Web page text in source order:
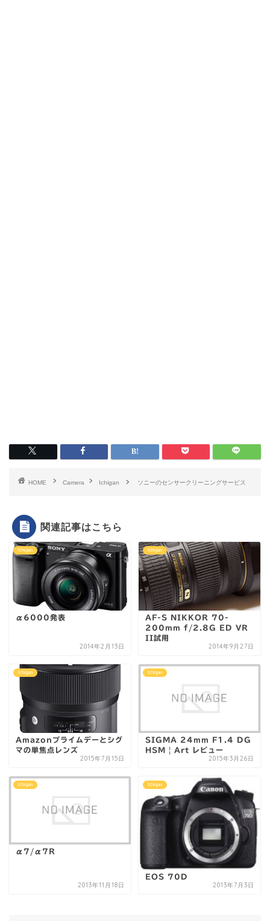
HOME Camera Ichigan ソニーのセンサークリーニングサービス
関連記事はこちら
Ichigan
α6000発表
2014年2月13日
Ichigan
AF-S NIKKOR 70-
200mm f/2.8G ED VR
II試用
2014年9月27日
Ichigan
Amazonプライムデーとシグ
マの単焦点レンズ
2015年7月15日
Ichigan
SIGMA 24mm F1.4 DG
HSM | Art レビュー
2015年3月26日
Ichigan
α7/α7R
2013年11月18日
Ichigan
EOS 70D
2013年7月3日